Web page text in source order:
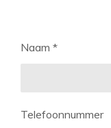
Naam *
Telefoonnummer